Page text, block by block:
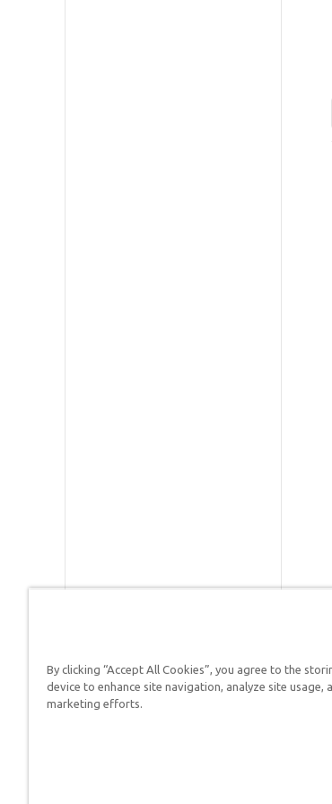
Respuestas en
defender su fe y
By clicking “Accept All Cookies”, you agree to the
device to enhance site navigation, analyze site usage,
marketing efforts.